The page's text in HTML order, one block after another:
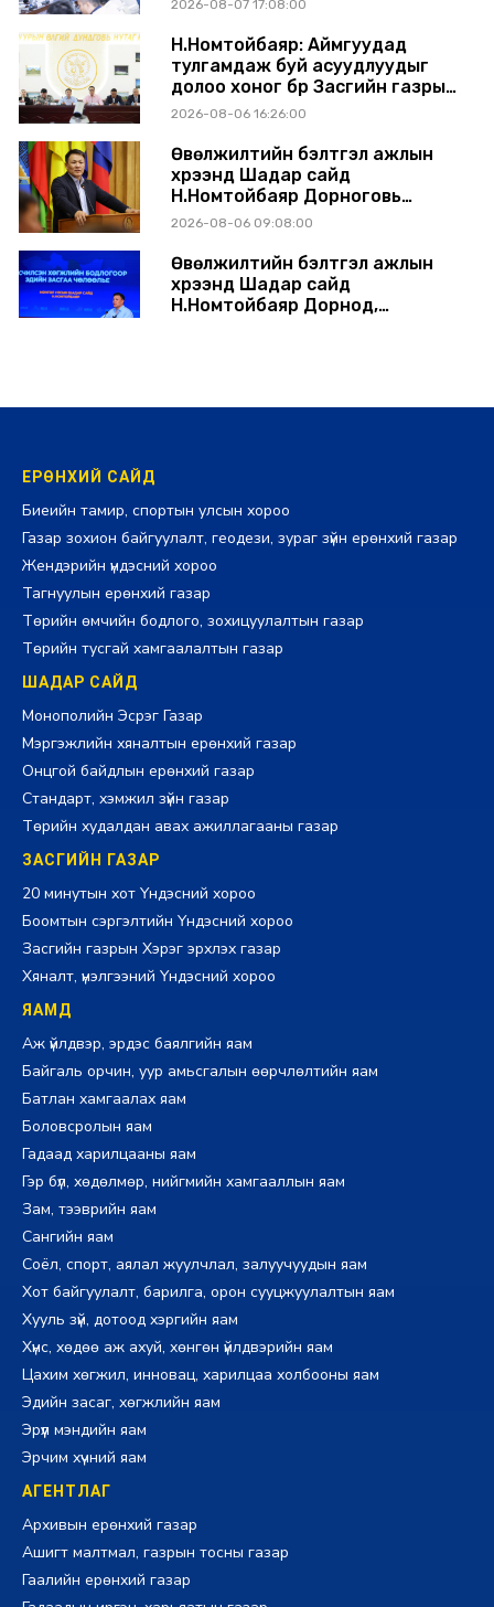
2026-08-07 17:08:00
Н.Номтойбаяр: Аймгуудад
тулгамдаж буй асуудлуудыг
долоо хоног бүр Засгийн газрын
хуралдаанд танилцуулж,
2026-08-06 16:26:00
Өвөлжилтийн бэлтгэл ажлын
хүрээнд Шадар сайд
Н.Номтойбаяр Дорноговь
аймагт ажиллав
2026-08-06 09:08:00
Өвөлжилтийн бэлтгэл ажлын
хүрээнд Шадар сайд
Н.Номтойбаяр Дорнод,
ЕРӨНХИЙ САЙД
Биеийн тамир, спортын улсын хороо
Газар зохион байгуулалт, геодези, зураг зүйн ерөнхий газар
Жендэрийн үндэсний хороо
Тагнуулын ерөнхий газар
Төрийн өмчийн бодлого, зохицуулалтын газар
Төрийн тусгай хамгаалалтын газар
ШАДАР САЙД
Монополийн Эсрэг Газар
Мэргэжлийн хяналтын ерөнхий газар
Онцгой байдлын ерөнхий газар
Стандарт, хэмжил зүйн газар
Төрийн худалдан авах ажиллагааны газар
ЗАСГИЙН ГАЗАР
20 минутын хот Үндэсний хороо
Боомтын сэргэлтийн Үндэсний хороо
Засгийн газрын Хэрэг эрхлэх газар
Хяналт, үнэлгээний Үндэсний хороо
ЯАМД
Аж үйлдвэр, эрдэс баялгийн яам
Байгаль орчин, уур амьсгалын өөрчлөлтийн яам
Батлан хамгаалах яам
Боловсролын яам
Гадаад харилцааны яам
Гэр бүл, хөдөлмөр, нийгмийн хамгааллын яам
Зам, тээврийн яам
Сангийн яам
Соёл, спорт, аялал жуулчлал, залуучуудын яам
Хот байгуулалт, барилга, орон сууцжуулалтын яам
Хууль зүй, дотоод хэргийн яам
Хүнс, хөдөө аж ахуй, хөнгөн үйлдвэрийн яам
Цахим хөгжил, инновац, харилцаа холбооны яам
Эдийн засаг, хөгжлийн яам
Эрүүл мэндийн яам
Эрчим хүчний яам
АГЕНТЛАГ
Архивын ерөнхий газар
Ашигт малтмал, газрын тосны газар
Гаалийн ерөнхий газар